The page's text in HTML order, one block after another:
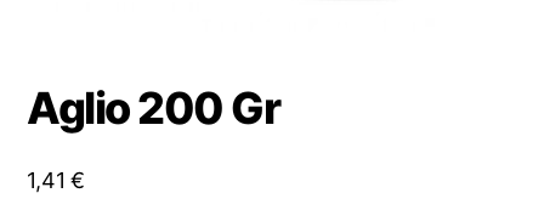
Aglio 200 Gr
1,41€